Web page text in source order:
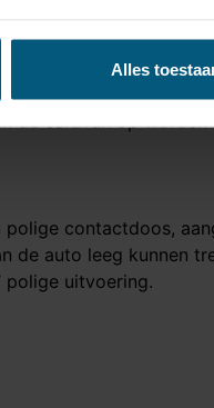
Alles
van de caravan een
de caravan op worden
contactdoos,
de auto leeg kunnen
polige uitvoering.